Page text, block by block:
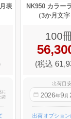
表
に
荷
NK950 カラー
（3か月文
100
(税込
出荷目
2026年9 月
出荷オプショ